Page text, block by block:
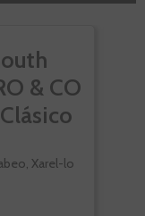
& CO
Xarel-lo